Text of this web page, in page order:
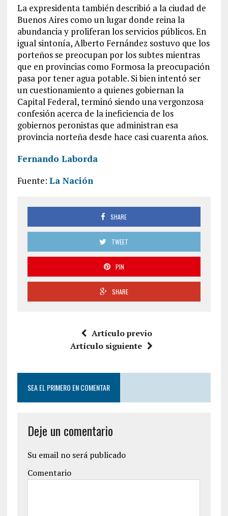
La expresidenta también describió a la ciudad de
Buenos Aires como un lugar donde reina la
abundancia y proliferan los servicios públicos. En
igual sintonía, Alberto Fernández sostuvo que los
porteños se preocupan por los subtes mientras
que en provincias como Formosa la preocupación
pasa por tener agua potable. Si bien intentó ser
un cuestionamiento a quienes gobiernan la
Capital Federal, terminó siendo una vergonzosa
confesión acerca de la ineficiencia de los
gobiernos peronistas que administran esa
provincia norteña desde hace casi cuarenta años.
Fernando Laborda
Fuente: La Nación
SHARE
TWEET
PIN
SHARE
Artículo previo
Artículo siguiente
SEA EL PRIMERO EN COMENTAR
Deje un comentario
Su email no será publicado
Comentario